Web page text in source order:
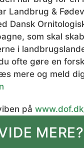
Landbrug &
Dansk
som skal
i
ofte gøre en
mere og meld
på
MERE?